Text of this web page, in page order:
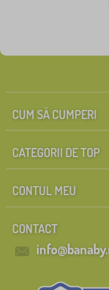
CUM SĂ CUMPERI
CATEGORII DE TOP
CONTUL MEU
CONTACT